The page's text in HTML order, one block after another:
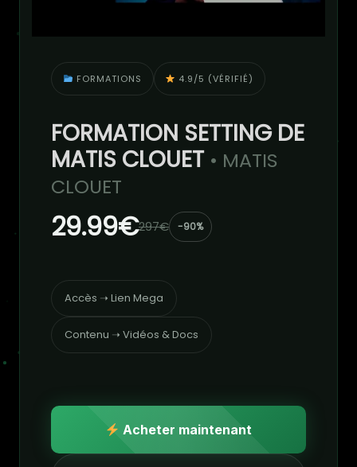
FORMATIONS 4.9/5 (VÉRIFIÉ)
FORMATION SETTING DE
MATIS CLOUET • MATIS
CLOUET
29.99€297€ -90%
Accès ➝ Lien Mega
Contenu ➝ Vidéos & Docs
Acheter maintenant